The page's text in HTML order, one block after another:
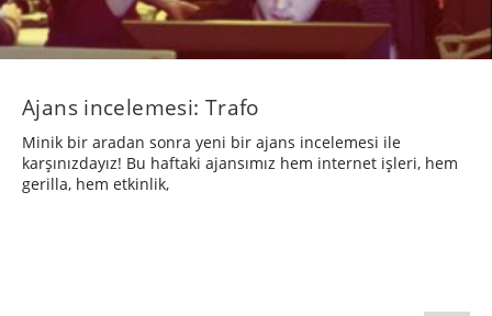
Ajans incelemesi: Trafo
Minik bir aradan sonra yeni bir ajans incelemesi ile
karşınızdayız! Bu haftaki ajansımız hem internet işleri, hem
gerilla, hem etkinlik,